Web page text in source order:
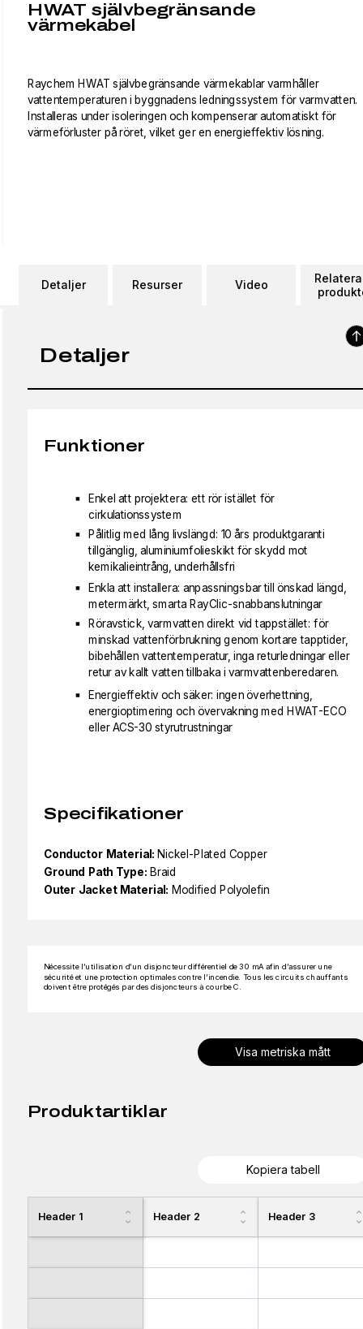
HWAT självbegränsande
värmekabel
Raychem HWAT självbegränsande värmekablar varmhåller
vattentemperaturen i byggnadens ledningssystem för varmvatten.
Installeras under isoleringen och kompenserar automatiskt för
värmeförluster på röret, vilket ger en energieffektiv lösning.
Detaljer Resurser Video
Detaljer
Funktioner
Enkel att projektera: ett rör istället för
cirkulationssystem
Pålitlig med lång livslängd: 10 års produktgaranti
tillgänglig, aluminiumfolieskikt för skydd mot
kemikalieintrång, underhållsfri
Enkla att installera: anpassningsbar till önskad längd,
metermärkt, smarta RayClic-snabbanslutningar
Röravstick, varmvatten direkt vid tappstället: för
minskad vattenförbrukning genom kortare tapptider,
bibehållen vattentemperatur, inga returledningar eller
retur av kallt vatten tillbaka i varmvattenberedaren.
Energieffektiv och säker: ingen överhettning,
energioptimering och övervakning med HWAT-ECO
eller ACS-30 styrutrustningar
Specifikationer
Conductor Material: Nickel-Plated Copper
Ground Path Type: Braid
Outer Jacket Material: Modified Polyolefin
Nécessite l’utilisation d’un disjoncteur différentiel de 30 mA afin d’assurer une
sécurité et une protection optimales contre l’incendie. Tous les circuits chauffants
doivent être protégés par des disjoncteurs à courbe C.
Visa metriska mått
Produktartiklar
Kopiera tabell
Header 1 Header 2 Header 3